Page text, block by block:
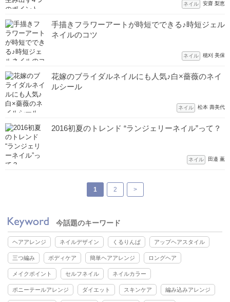
ネイル 安齋 梨恵
手描きフラワーアートが時短でできる♪時短ジェル
ネイルのコツ
ネイル 穂刈 美保
花嫁のブライダルネイルにも人気♪白×薔薇のネイ
ルシール
ネイル 松本 壽美代
2016初夏のトレンド “ランジェリーネイル”って？
ネイル 田邉 薫
1 2 >
今話題のキーワード
ヘアアレンジ ネイルデザイン くるりんぱ アップヘアスタイル
三つ編み ボディケア 簡単ヘアアレンジ ロングヘア
メイクポイント セルフネイル ネイルカラー
ポニーテールアレンジ ダイエット スキンケア 編み込みアレンジ